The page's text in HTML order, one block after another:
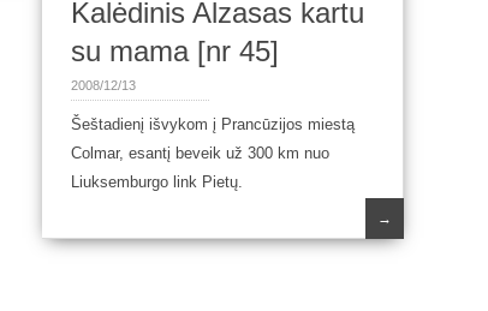
Kalėdinis Alzasas kartu
su mama [nr 45]
2008/12/13
Šeštadienį išvykom į Prancūzijos miestą
Colmar, esantį beveik už 300 km nuo
Liuksemburgo link Pietų.
→